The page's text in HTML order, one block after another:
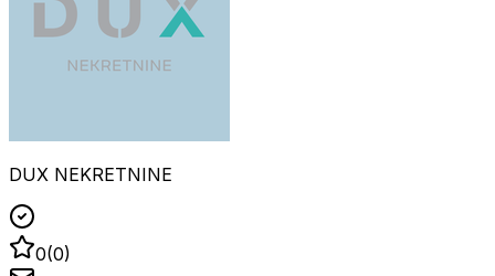
DUX NEKRETNINE
0(0)